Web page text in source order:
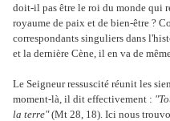
doit-il pas être le roi du monde qui
royaume de paix et de bien-être ?
correspondants singuliers dans
et la dernière Cène, il en va de
Le Seigneur ressuscité réunit les
moment-là, il dit effectivement :
la terre"(Mt 28, 18). Ici nous